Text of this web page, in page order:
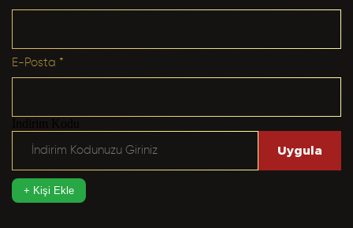
E-Posta *
Uygula
+ Kişi Ekle
Yabancı Dil *
Yabancı Dil Seviyesi *
Departman *